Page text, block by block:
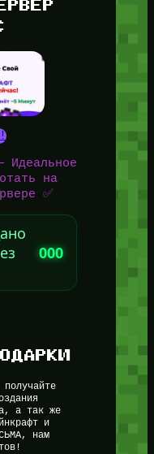
Идеальное
на
✅
000
а так же
и
нам